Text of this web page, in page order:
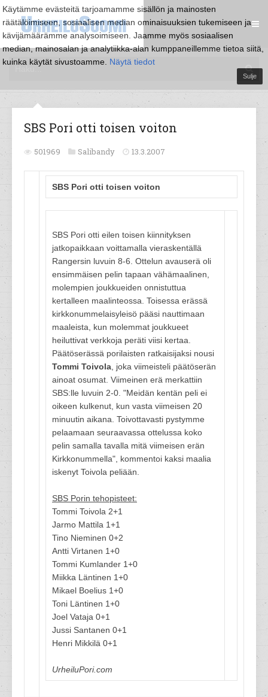
Käytämme evästeitä tarjoamamme sisällön ja mainosten
räätälöimiseen, sosiaalisen median ominaisuuksien tukemiseen ja
kävijämäärämme analysoimiseen. Jaamme myös sosiaalisen
median, mainosalan ja analytiikka-alan kumppaneillemme tietoa siitä,
kuinka käytät sivustoamme. Näytä tiedot
Sulje
SBS Pori otti toisen voiton
501969 Salibandy 13.3.2007
SBS Pori otti toisen voiton
SBS Pori otti eilen toisen kiinnityksen
jatkopaikkaan voittamalla vieraskentällä
Rangersin luvuin 8-6. Ottelun avauserä oli
ensimmäisen pelin tapaan vähämaalinen,
molempien joukkueiden onnistuttua
kertalleen maalinteossa. Toisessa erässä
kirkkonummelaisyleisö pääsi nauttimaan
maaleista, kun molemmat joukkueet
heiluttivat verkkoja peräti viisi kertaa.
Päätöserässä porilaisten ratkaisijaksi nousi
Tommi Toivola , joka viimeisteli päätöserän
ainoat osumat. Viimeinen erä merkattiin
SBS:lle luvuin 2-0. "Meidän kentän peli ei
oikeen kulkenut, kun vasta viimeisen 20
minuutin aikana. Toivottavasti pystymme
pelaamaan seuraavassa ottelussa koko
pelin samalla tavalla mitä viimeisen erän
Kirkkonummella", kommentoi kaksi maalia
iskenyt Toivola peliään.
SBS Porin tehopisteet:
Tommi Toivola 2+1
Jarmo Mattila 1+1
Tino Nieminen 0+2
Antti Virtanen 1+0
Tommi Kumlander 1+0
Miikka Läntinen 1+0
Mikael Boelius 1+0
Toni Läntinen 1+0
Joel Vataja 0+1
Jussi Santanen 0+1
Henri Mikkilä 0+1
UrheiluPori.com